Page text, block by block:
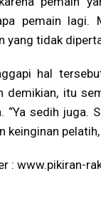
pemain lagi.
yang tidak
hal
demikian, itu
“Ya sedih juga.
keinginan
: www.pikiran-